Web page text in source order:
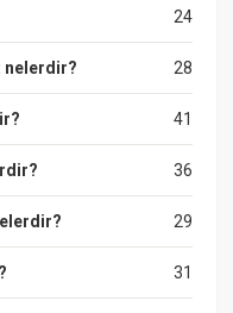
24
28
nelerdir?
41
36
29
31